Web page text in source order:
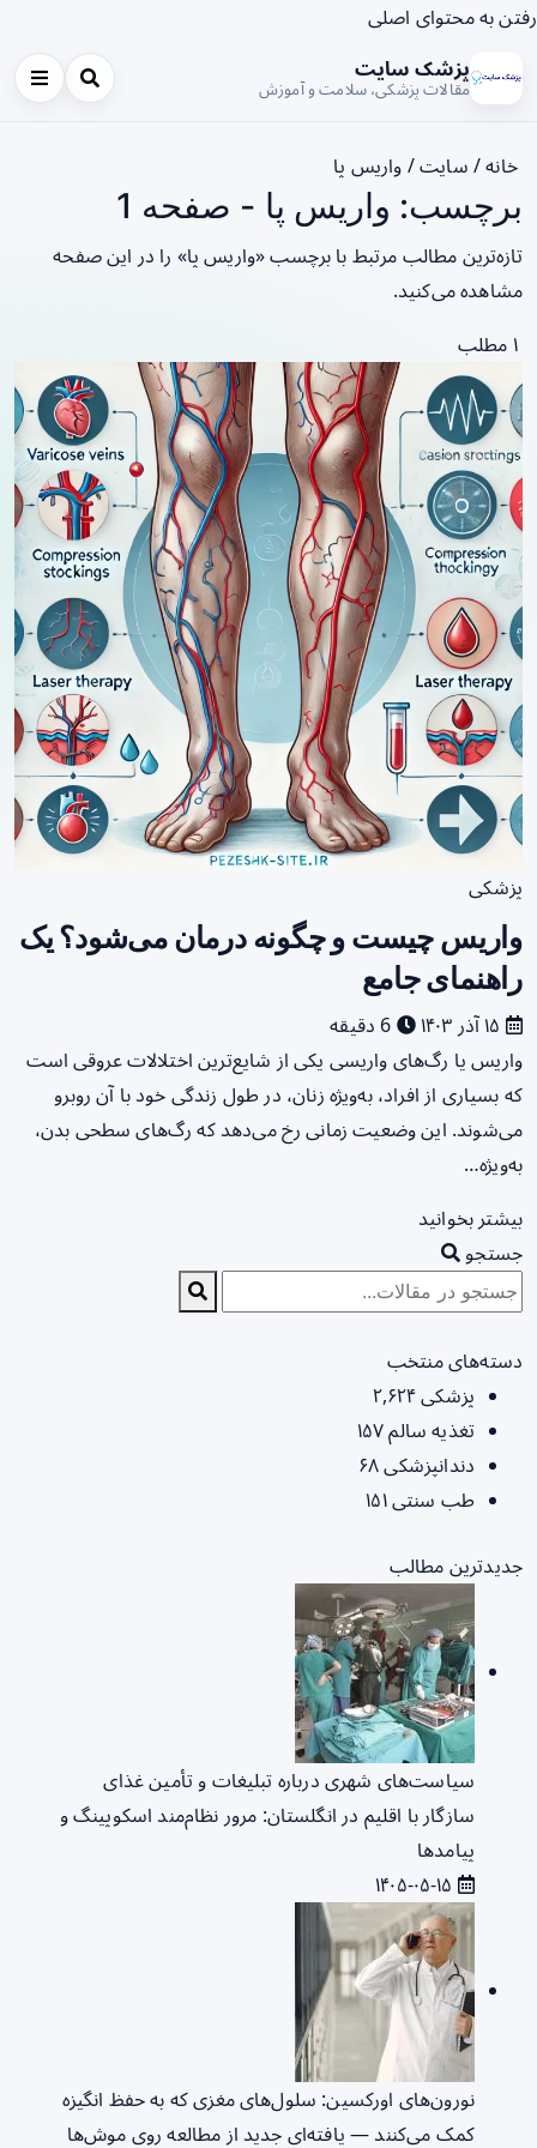
رفتن به محتوای اصلی
پزشک سایت
مقالات پزشکی، سلامت و آموزش
خانه/ سایت/ واریس پا
برچسب: واریس پا - صفحه 1
تازه‌ترین مطالب مرتبط با برچسب «واریس پا» را در این صفحه
مشاهده می‌کنید.
۱ مطلب
پزشکی
واریس چیست و چگونه درمان می‌شود؟ یک
راهنمای جامع
واریس یا رگ‌های واریسی یکی از شایع‌ترین اختلالات عروقی است
که بسیاری از افراد، به‌ویژه زنان، در طول زندگی خود با آن روبرو
می‌شوند. این وضعیت زمانی رخ می‌دهد که رگ‌های سطحی بدن،
به‌ویژه…
بیشتر بخوانید
جستجو
دسته‌های منتخب
پزشکی۲,۶۲۴
تغذیه سالم۱۵۷
دندانپزشکی۶۸
طب سنتی۱۵۱
جدیدترین مطالب
سیاست‌های شهری درباره تبلیغات و تأمین غذای
سازگار با اقلیم در انگلستان: مرور نظام‌مند اسکوپینگ و
پیامدها
نورون‌های اورکسین: سلول‌های مغزی که به حفظ انگیزه
کمک می‌کنند — یافته‌ای جدید از مطالعه روی موش‌ها